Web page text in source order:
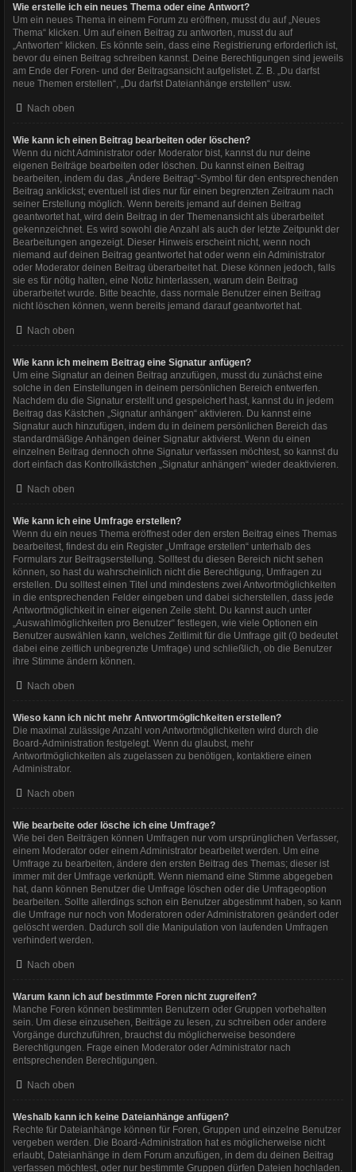
Wie erstelle ich ein neues Thema oder eine Antwort?
Um ein neues Thema in einem Forum zu eröffnen, musst du auf „Neues
Thema“ klicken. Um auf einen Beitrag zu antworten, musst du auf
„Antworten“ klicken. Es könnte sein, dass eine Registrierung erforderlich ist,
bevor du einen Beitrag schreiben kannst. Deine Berechtigungen sind jeweils
am Ende der Foren- und der Beitragsansicht aufgelistet. Z. B. „Du darfst
neue Themen erstellen“, „Du darfst Dateianhänge erstellen“ usw.
Nach oben
Wie kann ich einen Beitrag bearbeiten oder löschen?
Wenn du nicht Administrator oder Moderator bist, kannst du nur deine
eigenen Beiträge bearbeiten oder löschen. Du kannst einen Beitrag
bearbeiten, indem du das „Ändere Beitrag“-Symbol für den entsprechenden
Beitrag anklickst; eventuell ist dies nur für einen begrenzten Zeitraum nach
seiner Erstellung möglich. Wenn bereits jemand auf deinen Beitrag
geantwortet hat, wird dein Beitrag in der Themenansicht als überarbeitet
gekennzeichnet. Es wird sowohl die Anzahl als auch der letzte Zeitpunkt der
Bearbeitungen angezeigt. Dieser Hinweis erscheint nicht, wenn noch
niemand auf deinen Beitrag geantwortet hat oder wenn ein Administrator
oder Moderator deinen Beitrag überarbeitet hat. Diese können jedoch, falls
sie es für nötig halten, eine Notiz hinterlassen, warum dein Beitrag
überarbeitet wurde. Bitte beachte, dass normale Benutzer einen Beitrag
nicht löschen können, wenn bereits jemand darauf geantwortet hat.
Nach oben
Wie kann ich meinem Beitrag eine Signatur anfügen?
Um eine Signatur an deinen Beitrag anzufügen, musst du zunächst eine
solche in den Einstellungen in deinem persönlichen Bereich entwerfen.
Nachdem du die Signatur erstellt und gespeichert hast, kannst du in jedem
Beitrag das Kästchen „Signatur anhängen“ aktivieren. Du kannst eine
Signatur auch hinzufügen, indem du in deinem persönlichen Bereich das
standardmäßige Anhängen deiner Signatur aktivierst. Wenn du einen
einzelnen Beitrag dennoch ohne Signatur verfassen möchtest, so kannst du
dort einfach das Kontrollkästchen „Signatur anhängen“ wieder deaktivieren.
Nach oben
Wie kann ich eine Umfrage erstellen?
Wenn du ein neues Thema eröffnest oder den ersten Beitrag eines Themas
bearbeitest, findest du ein Register „Umfrage erstellen“ unterhalb des
Formulars zur Beitragserstellung. Solltest du diesen Bereich nicht sehen
können, so hast du wahrscheinlich nicht die Berechtigung, Umfragen zu
erstellen. Du solltest einen Titel und mindestens zwei Antwortmöglichkeiten
in die entsprechenden Felder eingeben und dabei sicherstellen, dass jede
Antwortmöglichkeit in einer eigenen Zeile steht. Du kannst auch unter
„Auswahlmöglichkeiten pro Benutzer“ festlegen, wie viele Optionen ein
Benutzer auswählen kann, welches Zeitlimit für die Umfrage gilt (0 bedeutet
dabei eine zeitlich unbegrenzte Umfrage) und schließlich, ob die Benutzer
ihre Stimme ändern können.
Nach oben
Wieso kann ich nicht mehr Antwortmöglichkeiten erstellen?
Die maximal zulässige Anzahl von Antwortmöglichkeiten wird durch die
Board-Administration festgelegt. Wenn du glaubst, mehr
Antwortmöglichkeiten als zugelassen zu benötigen, kontaktiere einen
Administrator.
Nach oben
Wie bearbeite oder lösche ich eine Umfrage?
Wie bei den Beiträgen können Umfragen nur vom ursprünglichen Verfasser,
einem Moderator oder einem Administrator bearbeitet werden. Um eine
Umfrage zu bearbeiten, ändere den ersten Beitrag des Themas; dieser ist
immer mit der Umfrage verknüpft. Wenn niemand eine Stimme abgegeben
hat, dann können Benutzer die Umfrage löschen oder die Umfrageoption
bearbeiten. Sollte allerdings schon ein Benutzer abgestimmt haben, so kann
die Umfrage nur noch von Moderatoren oder Administratoren geändert oder
gelöscht werden. Dadurch soll die Manipulation von laufenden Umfragen
verhindert werden.
Nach oben
Warum kann ich auf bestimmte Foren nicht zugreifen?
Manche Foren können bestimmten Benutzern oder Gruppen vorbehalten
sein. Um diese einzusehen, Beiträge zu lesen, zu schreiben oder andere
Vorgänge durchzuführen, brauchst du möglicherweise besondere
Berechtigungen. Frage einen Moderator oder Administrator nach
entsprechenden Berechtigungen.
Nach oben
Weshalb kann ich keine Dateianhänge anfügen?
Rechte für Dateianhänge können für Foren, Gruppen und einzelne Benutzer
vergeben werden. Die Board-Administration hat es möglicherweise nicht
erlaubt, Dateianhänge in dem Forum anzufügen, in dem du deinen Beitrag
verfassen möchtest, oder nur bestimmte Gruppen dürfen Dateien hochladen.